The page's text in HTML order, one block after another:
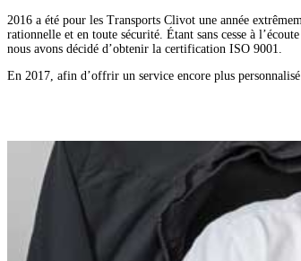
2016 a été pour les Transports Clivot une année
rationnelle et en toute sécurité. Étant sans cesse à
nous avons décidé d’obtenir la certification ISO 9001.
En 2017, afin d’offrir un service encore plus